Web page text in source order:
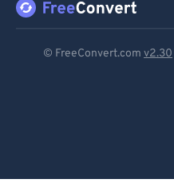
© FreeConvert.com v2.30